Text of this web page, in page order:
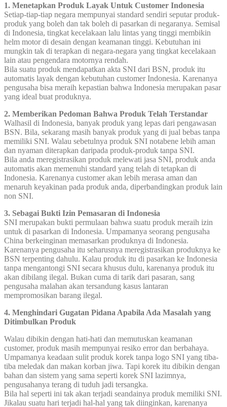
1. Menetapkan Produk Layak Untuk Customer Indonesia
Setiap-tiap-tiap negara mempunyai standard sendiri seputar produk-
produk yang boleh dan tak boleh di pasarkan di negaranya. Semisal
di Indonesia, tingkat kecelakaan lalu lintas yang tinggi membikin
helm motor di desain dengan keamanan tinggi. Kebutuhan ini
mungkin tak di terapkan di negara-negara yang tingkat kecelakaan
lain atau pengendara motornya rendah.
Bila suatu produk mendapatkan akta SNI dari BSN, produk itu
automatis layak dengan kebutuhan customer Indonesia. Karenanya
pengusaha bisa meraih kepastian bahwa Indonesia merupakan pasar
yang ideal buat produknya.
2. Memberikan Pedoman Bahwa Produk Telah Terstandar
Walhasil di Indonesia, banyak produk yang lepas dari pengawasan
BSN. Bila, sekarang masih banyak produk yang di jual bebas tanpa
memiliki SNI. Walau sebetulnya produk SNI notabene lebih aman
dan nyaman diterapkan daripada produk-produk tanpa SNI.
Bila anda meregistrasikan produk melewati jasa SNI, produk anda
automatis akan memenuhi standard yang telah di tetapkan di
Indonesia. Karenanya customer akan lebih merasa aman dan
menaruh keyakinan pada produk anda, diperbandingkan produk lain
non SNI.
3. Sebagai Bukti Izin Pemasaran di Indonesia
SNI merupakan bukti permulaan bahwa suatu produk meraih izin
untuk di pasarkan di Indonesia. Umpamanya seorang pengusaha
China berkeinginan memasarkan produknya di Indonesia.
Karenanya pengusaha itu seharusnya meregistrasikan produknya ke
BSN terpenting dahulu. Kalau produk itu di pasarkan ke Indonesia
tanpa mengantongi SNI secara khusus dulu, karenanya produk itu
akan dibilang ilegal. Bukan cuma di tarik dari pasaran, sang
pengusaha malahan akan tersandung kasus lantaran
mempromosikan barang ilegal.
4. Menghindari Gugatan Pidana Apabila Ada Masalah yang
Ditimbulkan Produk
Walau dibikin dengan hati-hati dan memutuskan keamanan
customer, produk masih mempunyai resiko error dan berbahaya.
Umpamanya keadaan sulit produk korek tanpa logo SNI yang tiba-
tiba meledak dan makan korban jiwa. Tapi korek itu dibikin dengan
bahan dan sistem yang sama seperti korek SNI lazimnya,
pengusahanya terang di tuduh jadi tersangka.
Bila hal seperti ini tak akan terjadi seandainya produk memiliki SNI.
Jikalau suatu hari terjadi hal-hal yang tak diinginkan, karenanya